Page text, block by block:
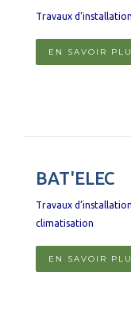
Travaux
EN SAVOIR
BAT'ELEC
Travaux
climatisation
EN SAVOIR